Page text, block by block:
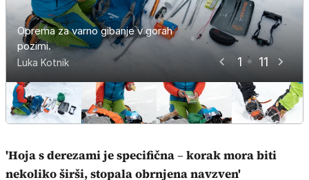
1 11
Oprema za varno gibanje v gorah
pozimi.
Luka Kotnik
Prva pomoč in alu folija sta
pomembna v planinskem
nahrbtniku.
Luka Kotnik
Ne pozabimo na zemljevid.
Luka Kotnik
Razlika med derezami in
derezicami.
Luka Kotnik
Oprema za varno gibanje v gorah
pozimi
Luka Kotnik
Oprema za varno gibanje v gorah
pozimi.
Luka Kotnik
Oprema za varno gibanje v gorah
pozimi.
Luka Kotnik
Oprema za varno gibanje v gorah
pozimi.
Luka Kotnik
Oprema za varno gibanje v gorah
pozimi.
Luka Kotnik
Oprema za varno gibanje v gorah
pozimi.
Luka Kotnik
Opreme za varno gibanje v gorah
pozimi.
Luka Kotnik
'Hoja s derezami je specifična–korak mora biti
nekoliko širši, stopala obrnjena navzven'